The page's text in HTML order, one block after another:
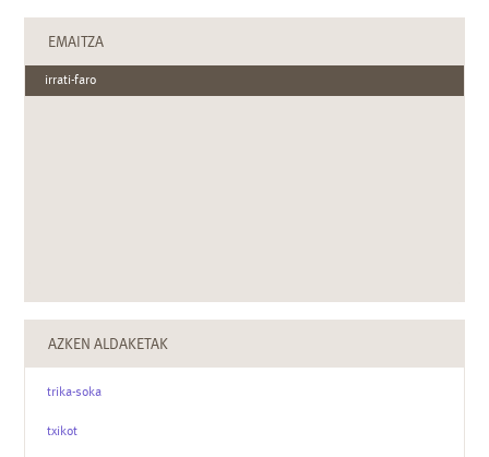
EMAITZA
irrati-faro
AZKEN ALDAKETAK
trika-soka
txikot